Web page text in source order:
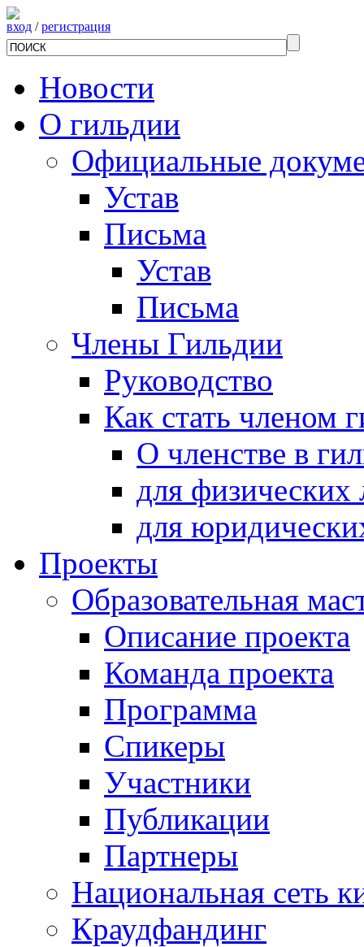
вход /регистрация
Новости
О гильдии
Официальные
Устав
Письма
Устав
Письма
Члены Гильдии
Руководство
Как стать членом
О членстве в
для физических
для
Проекты
Образовательная
Описание проекта
Команда проекта
Программа
Спикеры
Участники
Публикации
Партнеры
Национальная сеть
Краудфандинг